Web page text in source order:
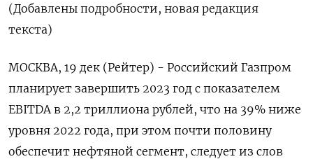
(Добавлены подробности, новая редакция
текста)
МОСКВА, 19 дек (Рейтер) - Российский Газпром
планирует завершить 2023 год с показателем
EBITDA в 2,2 триллиона рублей, что на 39% ниже
уровня 2022 года, при этом почти половину
обеспечит нефтяной сегмент, следует из слов